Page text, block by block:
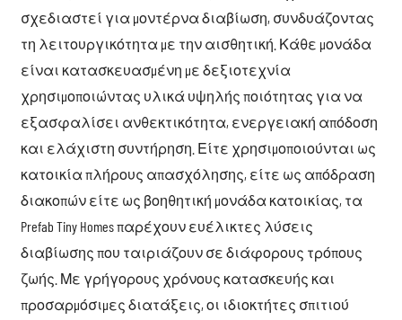
σχεδιαστεί για μοντέρνα διαβίωση, συνδυάζοντας
τη λειτουργικότητα με την αισθητική. Κάθε μονάδα
είναι κατασκευασμένη με δεξιοτεχνία
χρησιμοποιώντας υλικά υψηλής ποιότητας για να
εξασφαλίσει ανθεκτικότητα, ενεργειακή απόδοση
και ελάχιστη συντήρηση. Είτε χρησιμοποιούνται ως
κατοικία πλήρους απασχόλησης, είτε ως απόδραση
διακοπών είτε ως βοηθητική μονάδα κατοικίας, τα
Prefab Tiny Homes παρέχουν ευέλικτες λύσεις
διαβίωσης που ταιριάζουν σε διάφορους τρόπους
ζωής. Με γρήγορους χρόνους κατασκευής και
προσαρμόσιμες διατάξεις, οι ιδιοκτήτες σπιτιού